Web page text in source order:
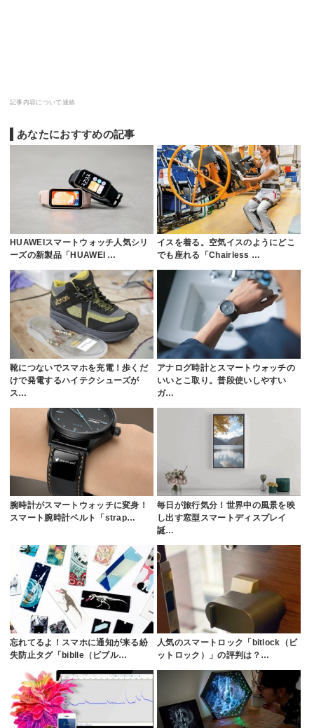
記事内容について連絡
あなたにおすすめの記事
HUAWEIスマートウォッチ人気シリ
ーズの新製品「HUAWEI …
イスを着る。空気イスのようにどこ
でも座れる「Chairless …
靴につないでスマホを充電！歩くだ
けで発電するハイテクシューズが
ス…
アナログ時計とスマートウォッチの
いいとこ取り。普段使いしやすい
ガ…
腕時計がスマートウォッチに変身！
スマート腕時計ベルト「strap…
毎日が旅行気分！世界中の風景を映
し出す窓型スマートディスプレイ
誕…
忘れてるよ！スマホに通知が来る紛
失防止タグ「biblle（ビブル…
人気のスマートロック「bitlock（ビ
ットロック）」の評判は？…